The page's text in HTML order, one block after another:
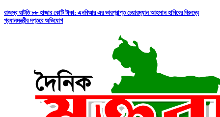
রাজস্ব ঘাটতি ৮৮ হাজার কোটি টাকা: এনবিআর এর ভারপ্রাপ্ত চেয়ারম্যান আহসান হাবিবের বিরুদ্ধে
প্রধানমন্ত্রীর দপ্তরে অভিযোগ